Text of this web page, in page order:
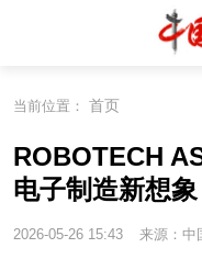
当前位置： 首页
ROBOTECH
电子制造新想象
2026-05-26 15:43 来源：中